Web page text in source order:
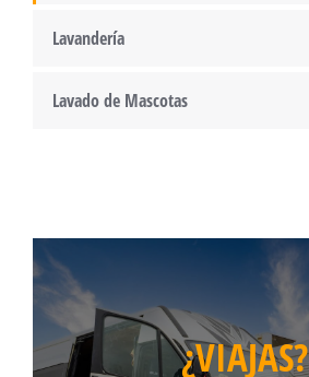
Lavandería
Lavado de Mascotas
¿VIAJAS?